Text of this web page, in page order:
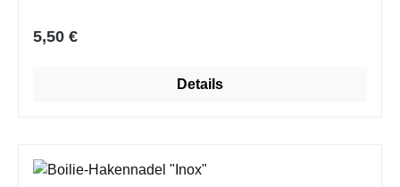
Regulärer Preis:
5,50 €
Details